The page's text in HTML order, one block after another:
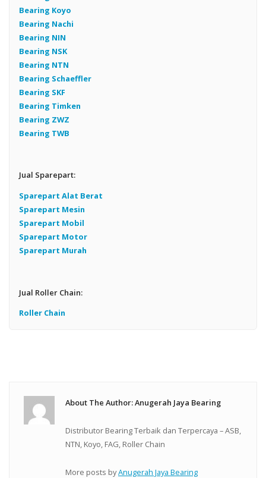
Bearing Koyo
Bearing Nachi
Bearing NIN
Bearing NSK
Bearing NTN
Bearing Schaeffler
Bearing SKF
Bearing Timken
Bearing ZWZ
Bearing TWB
Jual Sparepart:
Sparepart Alat Berat
Sparepart Mesin
Sparepart Mobil
Sparepart Motor
Sparepart Murah
Jual Roller Chain:
Roller Chain
About The Author: Anugerah Jaya Bearing
Distributor Bearing Terbaik dan Terpercaya – ASB,
NTN, Koyo, FAG, Roller Chain
More posts byAnugerah Jaya Bearing